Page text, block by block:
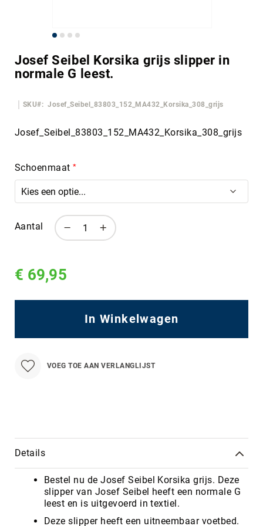
naar
het
begin
de
Josef Seibel Korsika grijs slipper in
normale G leest.
SKU Josef_Seibel_83803_152_MA432_Korsika_308_grijs
Josef_Seibel_83803_152_MA432_Korsika_308_grijs
Schoenmaat
Aantal
€ 69,95
In Winkelwagen
VOEG TOE AAN VERLANGLIJST
Details
Bestel nu de Josef Seibel Korsika grijs. Deze
slipper van Josef Seibel heeft een normale G
leest en is uitgevoerd in textiel.
Deze slipper heeft een uitneembaar voetbed.